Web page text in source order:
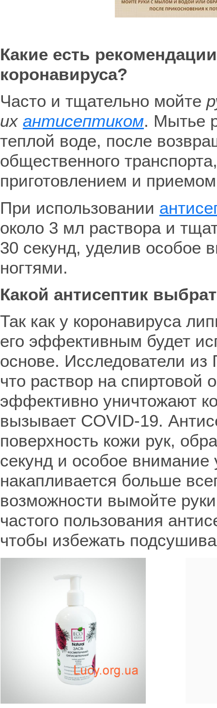
Какие есть
коронавируса?
Часто и тщательно мойте
их антисептиком. Мытье
теплой воде, после
общественного
приготовлением и
При использовании
около 3 мл раствора и
30 секунд, уделив особое
ногтями.
Какой антисептик
Так как у коронавируса
его эффективным будет
основе. Исследователи
что раствор на спиртовой
эффективно уничтожают
вызывает COVID-19.
поверхность кожи рук,
секунд и особое внимание
накапливается больше
возможности вымойте
частого пользования
чтобы избежать